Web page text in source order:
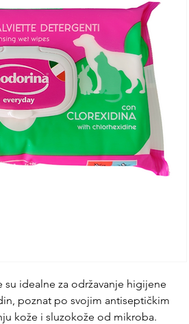
idealne za održavanje higijene
poznat po svojim antiseptičkim
kože i sluzokože od mikroba.